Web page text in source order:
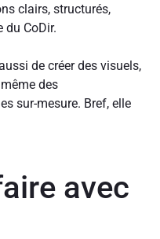
clairs, structurés,
du CoDir.
de créer des visuels,
des
sur-mesure. Bref, elle
avec